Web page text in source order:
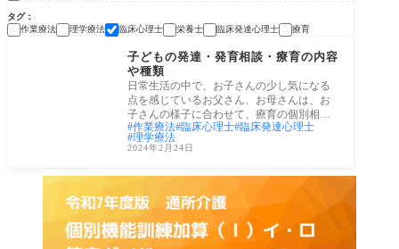
タグ
作業療法
理学療法 臨床心理士 栄養士 臨床発達心理士 療育
保育士・幼稚園教諭
子どもの発達・発育相談・療育の内容
や種類
日常生活の中で、お子さんの少し気になる
点を感じているお父さん、お母さんは、お
子さんの様子に合わせて、療育の個別相談
や療育
作業療法 臨床心理士 臨床発達心理士
理学療法
2024年2月24日